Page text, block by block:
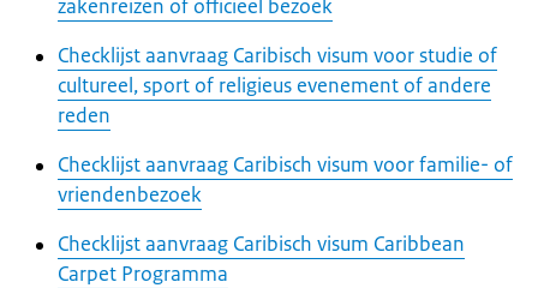
zakenreizen of officieel bezoek
Checklijst aanvraag Caribisch visum voor studie of
cultureel, sport of religieus evenement of andere
reden
Checklijst aanvraag Caribisch visum voor familie- of
vriendenbezoek
Checklijst aanvraag Caribisch visum Caribbean
Carpet Programma